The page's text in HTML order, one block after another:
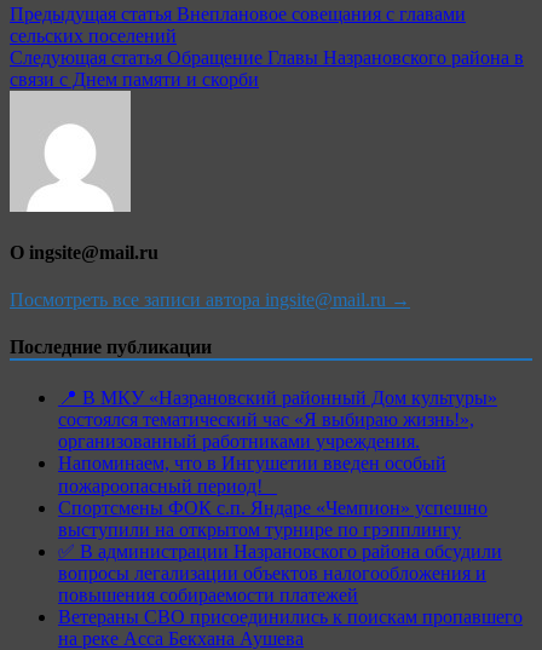
Навигация
по
записям
Предыдущая статья Внеплановое совещания с главами
сельских поселений
Следующая статья Обращение Главы Назрановского района в
связи с Днем памяти и скорби
О ingsite@mail.ru
Посмотреть все записи автора ingsite@mail.ru →
Последние публикации
📍 В МКУ «Назрановский районный Дом культуры»
состоялся тематический час «Я выбираю жизнь!»,
организованный работниками учреждения.
Напоминаем, что в Ингушетии введен особый
пожароопасный период!⁣⁣⠀
Спортсмены ФОК с.п. Яндаре «Чемпион» успешно
выступили на открытом турнире по грэпплингу
✅ В администрации Назрановского района обсудили
вопросы легализации объектов налогообложения и
повышения собираемости платежей
Ветераны СВО присоединились к поискам пропавшего
на реке Асса Бекхана Аушева